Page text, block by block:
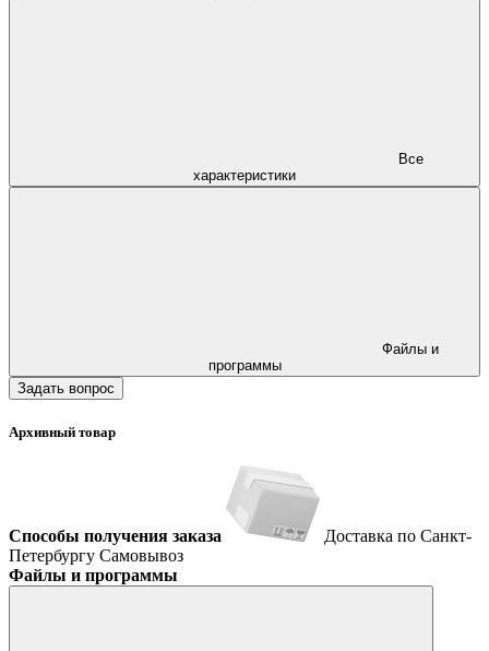
характеристики
программы
Задать вопрос
Архивный товар
Способы получения заказа
Доставка по Санкт-
Петербургу Самовывоз
Файлы и программы